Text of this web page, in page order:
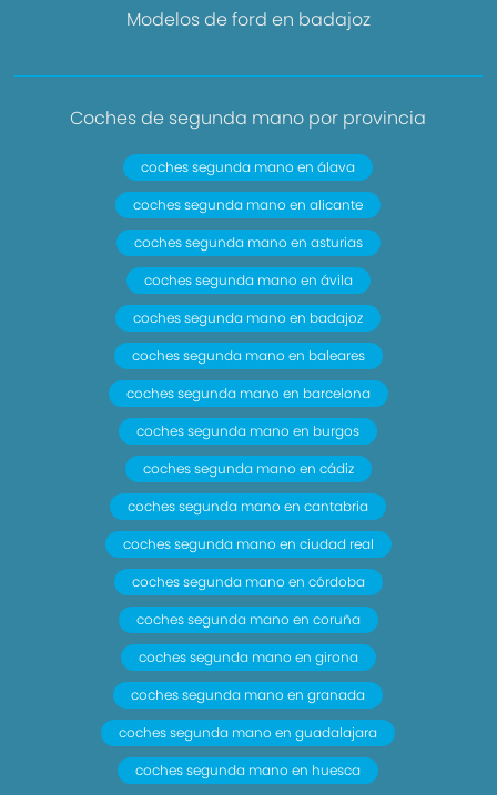
Modelos de ford en badajoz
Coches de segunda mano por provincia
coches segunda mano en álava
coches segunda mano en alicante
coches segunda mano en asturias
coches segunda mano en ávila
coches segunda mano en badajoz
coches segunda mano en baleares
coches segunda mano en barcelona
coches segunda mano en burgos
coches segunda mano en cádiz
coches segunda mano en cantabria
coches segunda mano en ciudad real
coches segunda mano en córdoba
coches segunda mano en coruña
coches segunda mano en girona
coches segunda mano en granada
coches segunda mano en guadalajara
coches segunda mano en huesca